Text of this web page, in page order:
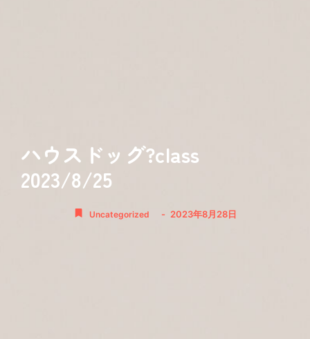
ハウスドッグ?class
2023/8/25
Uncategorized - 2023年8月28日